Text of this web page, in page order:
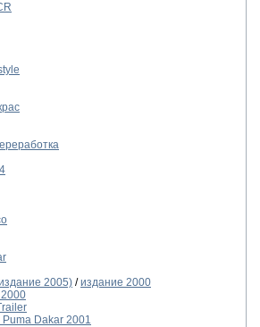
2005) /издание 2000
Dakar 2001